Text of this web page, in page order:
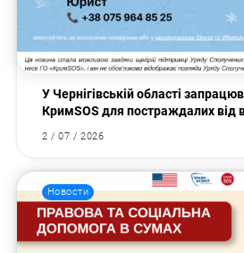
У Чернігівській області
КримSOS для постраждалих від
2 / 07 / 2026
Новости